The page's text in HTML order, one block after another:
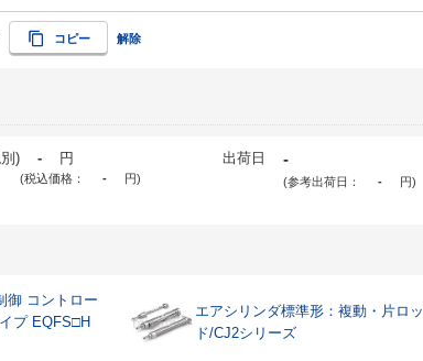
コピー 解除
) - 円
(税込価格： - 円)
出荷日 -
(参考出荷日： - 円)
御 コントロー
プ EQFS□H
エアシリンダ標準形：複動・片ロッ
ド/CJ2シリーズ